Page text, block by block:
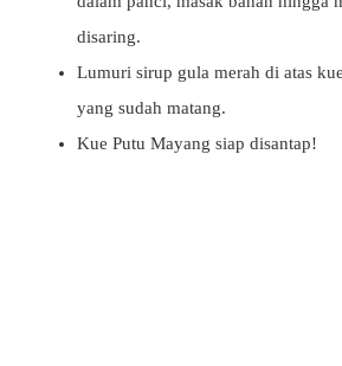
disaring.
Lumuri sirup gula merah di atas
yang sudah matang.
Kue Putu Mayang siap disantap!